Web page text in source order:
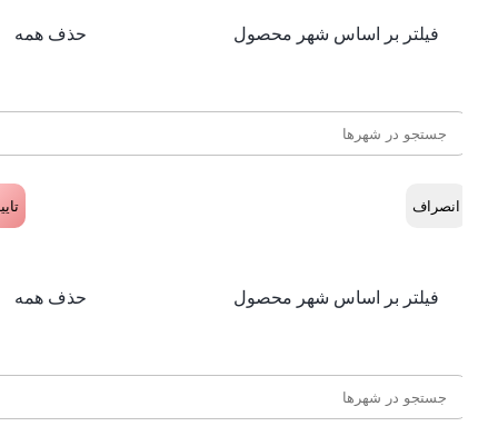
فیلتر بر اساس شهر محصول حذف همه
انصراف
فیلتر بر اساس شهر محصول حذف همه